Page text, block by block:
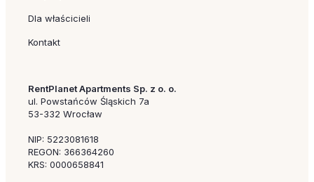
Dla właścicieli
Kontakt
RentPlanet Apartments Sp. z o. o.
ul. Powstańców Śląskich 7a
53-332 Wrocław
NIP: 5223081618
REGON: 366364260
KRS: 0000658841